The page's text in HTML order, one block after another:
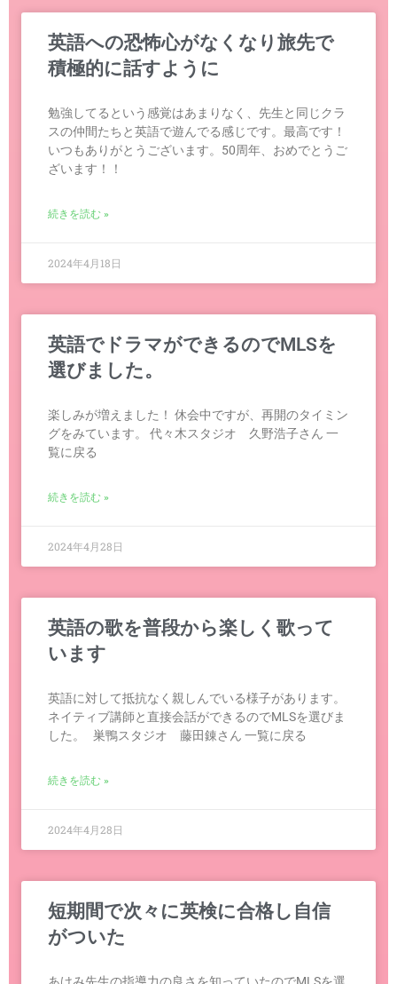
英語への恐怖心がなくなり旅先で
積極的に話すように
勉強してるという感覚はあまりなく、先生と同じクラ
スの仲間たちと英語で遊んでる感じです。最高です！
いつもありがとうございます。50周年、おめでとうご
ざいます！！
続きを読む »
2024年4月18日
英語でドラマができるのでMLSを
選びました。
楽しみが増えました！ 休会中ですが、再開のタイミン
グをみています。 代々木スタジオ 久野浩子さん 一
覧に戻る
続きを読む »
2024年4月28日
英語の歌を普段から楽しく歌って
います
英語に対して抵抗なく親しんでいる様子があります。
ネイティブ講師と直接会話ができるのでMLSを選びま
した。 巣鴨スタジオ 藤田錬さん 一覧に戻る
続きを読む »
2024年4月28日
短期間で次々に英検に合格し自信
がついた